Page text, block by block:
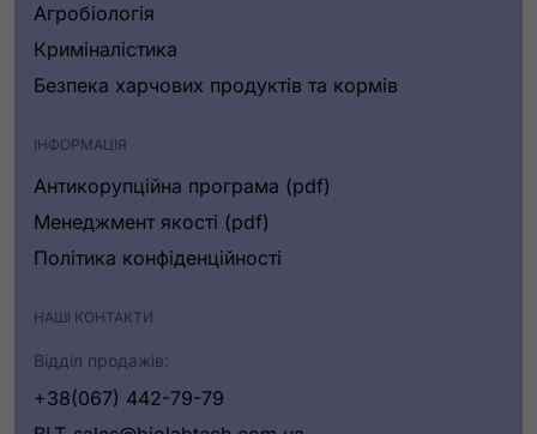
Агробіологія
Криміналістика
Безпека харчових продуктів та кормів
ІНФОРМАЦІЯ
Антикорупційна програма (pdf)
Менеджмент якості (pdf)
Політика конфіденційності
НАШІ КОНТАКТИ
Відділ продажів:
+38(067) 442-79-79